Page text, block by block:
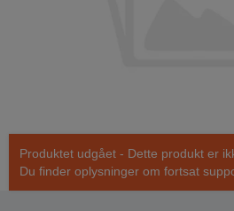
Produktet udgået - Dette produkt er
Du finder oplysninger om fortsat